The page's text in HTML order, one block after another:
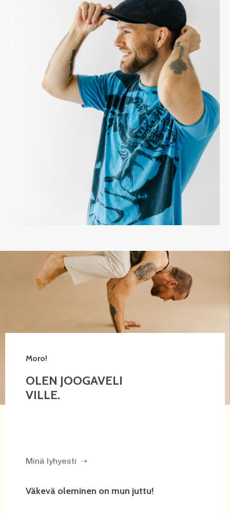
Moro!
OLEN JOOGAVELI
VILLE.
Minä lyhyesti ➝
Väkevä oleminen on mun juttu!